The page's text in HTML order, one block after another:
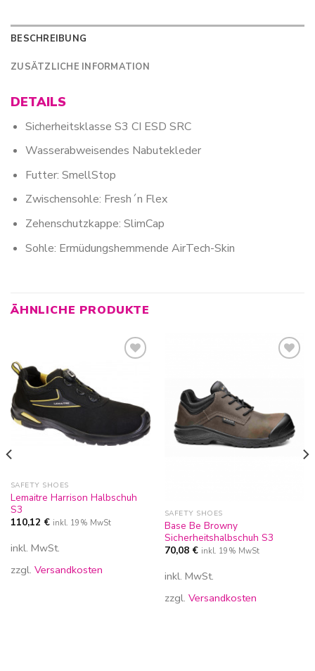
BESCHREIBUNG
ZUSÄTZLICHE INFORMATION
DETAILS
Sicherheitsklasse S3 CI ESD SRC
Wasserabweisendes Nabutekleder
Futter: SmellStop
Zwischensohle: Fresh´n Flex
Zehenschutzkappe: SlimCap
Sohle: Ermüdungshemmende AirTech-Skin
ÄHNLICHE PRODUKTE
SAFETY SHOES
Lemaitre Harrison Halbschuh
S3
110,12 € inkl. 19% MwSt
inkl. MwSt.
zzgl. Versandkosten
SAFETY SHOES
Base Be Browny
Sicherheitshalbschuh S3
70,08 € inkl. 19% MwSt
inkl. MwSt.
zzgl. Versandkosten